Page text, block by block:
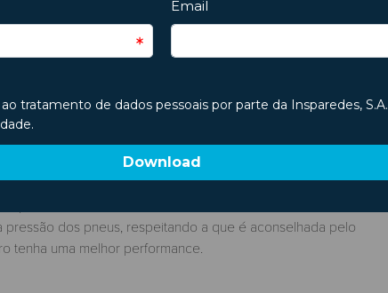
como o óleo e o líquido da refrigeração.
Um óleo muito escuro ou impuro indicará que algo não está
permanentemente em contacto com o solo, influenciando toda
dos pneus, respeitando a que é aconselhada pelo
tenha uma melhor performance.